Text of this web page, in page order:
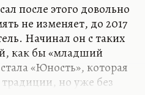
после этого довольно
не изменяет, до 2017
Начинал он с таких
как бы «младший
«Юность», которая
но уже без